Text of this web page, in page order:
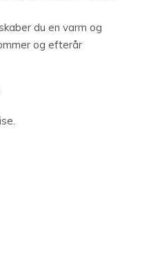
du en varm og
og efterår